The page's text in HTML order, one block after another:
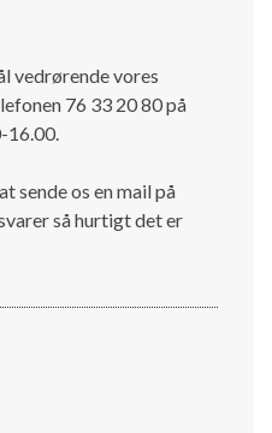
vedrørende vores
76 33 20 80 på
16.00.
sende os en mail på
så hurtigt det er